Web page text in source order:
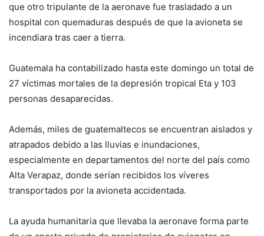
que otro tripulante de la aeronave fue trasladado a un
hospital con quemaduras después de que la avioneta se
incendiara tras caer a tierra.
Guatemala ha contabilizado hasta este domingo un total de
27 víctimas mortales de la depresión tropical Eta y 103
personas desaparecidas.
Además, miles de guatemaltecos se encuentran aislados y
atrapados debido a las lluvias e inundaciones,
especialmente en departamentos del norte del país como
Alta Verapaz, donde serían recibidos los víveres
transportados por la avioneta accidentada.
La ayuda humanitaria que llevaba la aeronave forma parte